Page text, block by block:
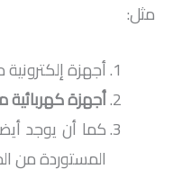
مثل:
أجهزة إلكترونية
أجهزة كهربائية
كما أن يوجد
المستوردة من